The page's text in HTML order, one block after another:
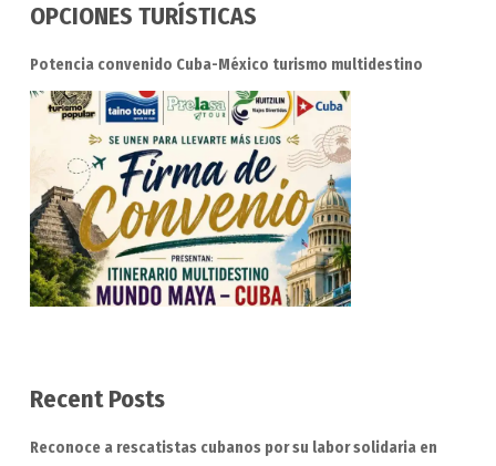
OPCIONES TURÍSTICAS
Potencia convenido Cuba-México turismo multidestino
Recent Posts
Reconoce a rescatistas cubanos por su labor solidaria en